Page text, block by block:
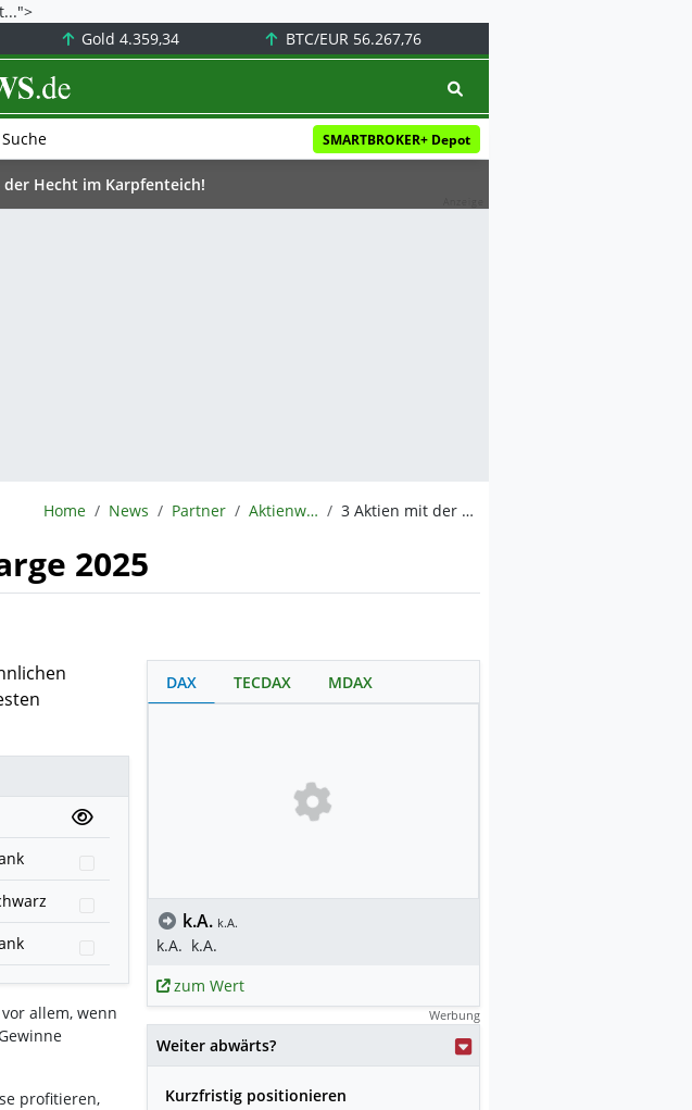
Gold4.359,34 BTC/EUR 56.267,76
Suche SMARTBROKER+ Depot
der Hecht im Karpfenteich!
BörsenNEWS.de
Home News Partner Aktienwelt360 3 Aktien mit der besten Gewinnmarge 2025
2025
Watchlist
Watchlist
allem, wenn
profitieren,
DAX TECDAX MDAX
k.A. k.A.
k.A. k.A.
zum Wert
Werbung
Weiter abwärts?
Kurzfristig positionieren